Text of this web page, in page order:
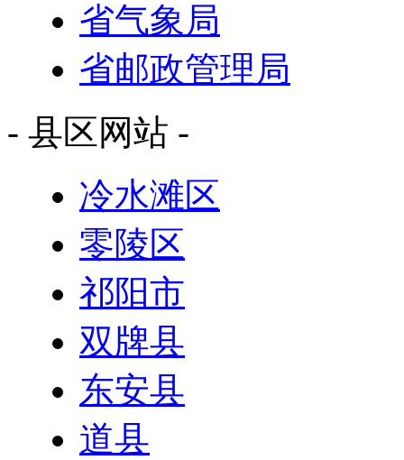
省气象局
省邮政管理局
- 县区网站 -
冷水滩区
零陵区
祁阳市
双牌县
东安县
道县